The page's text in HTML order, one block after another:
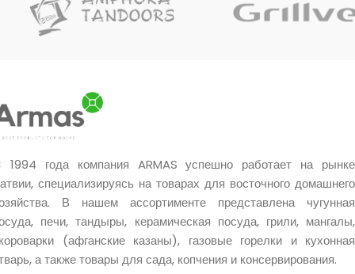
1994 года компания ARMAS успешно работает на рынке
специализируясь на товарах для восточного домашнего
В нашем ассортименте представлена чугунная
печи, тандыры, керамическая посуда, грили, мангалы,
(афганские казаны), газовые горелки и кухонная
а также товары для сада, копчения и консервирования.